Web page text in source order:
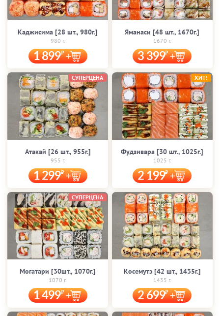
Каджисима [28 шт., 980г.]
980 г.
1 899
Яманаси [48 шт., 1670г.]
1670 г.
3 399
Атакай [26 шт., 955г.]
955 г.
1 299
СУПЕРЦЕНА
Фудзивара [30 шт., 1025г.]
1025 г.
2 199
ХИТ!
Могатари [30шт., 1070г.]
1070 г.
1 499
СУПЕРЦЕНА
Косемутэ [42 шт., 1435г.]
1435 г.
2 699